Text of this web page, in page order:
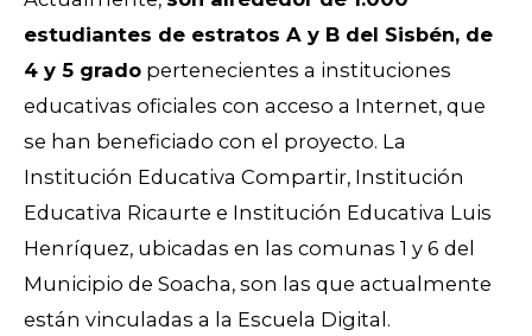
estudiantes de estratos A y B del Sisbén, de
4 y 5 grado pertenecientes a instituciones
educativas oficiales con acceso a Internet, que
se han beneficiado con el proyecto. La
Institución Educativa Compartir, Institución
Educativa Ricaurte e Institución Educativa Luis
Henríquez, ubicadas en las comunas 1 y 6 del
Municipio de Soacha, son las que actualmente
están vinculadas a la Escuela Digital.